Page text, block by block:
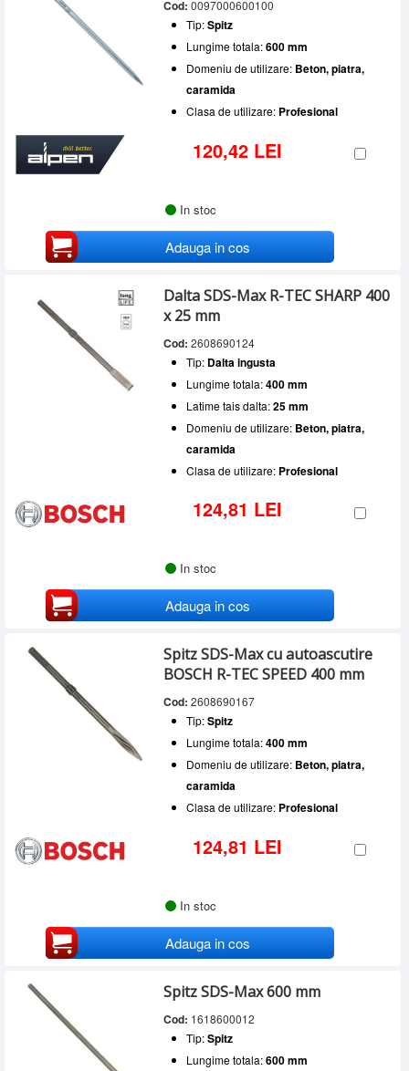
Cod: 0097000600100
Tip:Spitz
Lungime totala:600 mm
Domeniu de utilizare: Beton, piatra,
caramida
Clasa de utilizare: Profesional
120,42 LEI
In stoc
Adauga in cos
Dalta SDS-Max R-TEC SHARP 400
x 25 mm
Cod: 2608690124
Tip: Dalta ingusta
Lungime totala:400 mm
Latime tais dalta:25 mm
Domeniu de utilizare: Beton, piatra,
caramida
Clasa de utilizare: Profesional
124,81 LEI
In stoc
Adauga in cos
Spitz SDS-Max cu autoascutire
BOSCH R-TEC SPEED 400 mm
Cod: 2608690167
Tip:Spitz
Lungime totala:400 mm
Domeniu de utilizare: Beton, piatra,
caramida
Clasa de utilizare: Profesional
124,81 LEI
In stoc
Adauga in cos
Spitz SDS-Max 600 mm
Cod: 1618600012
Tip:Spitz
Lungime totala:600 mm